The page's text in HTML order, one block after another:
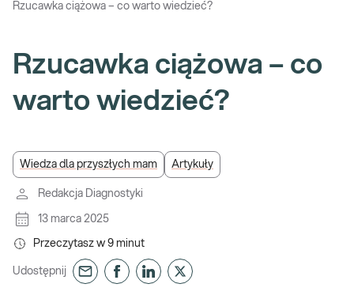
Rzucawka ciążowa – co warto wiedzieć?
Rzucawka ciążowa – co
warto wiedzieć?
Wiedza dla przyszłych mam Artykuły
Redakcja Diagnostyki
13 marca 2025
Przeczytasz w 9 minut
Udostępnij